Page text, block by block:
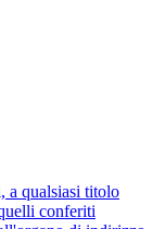
a qualsiasi titolo
conferiti